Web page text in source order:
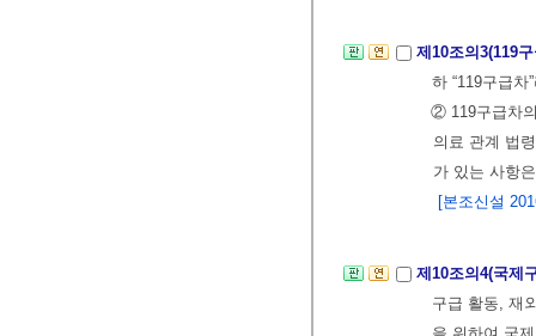
제10조의3(119
하 “119구급
② 119구급차
의료 관계 법
가 있는 사항
[본조신설
제10조의4(국제
구급 활동, 재